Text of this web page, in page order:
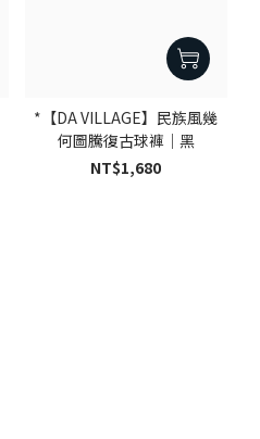
*【DA VILLAGE】民族風幾
何圖騰復古球褲｜黑
NT$1,680